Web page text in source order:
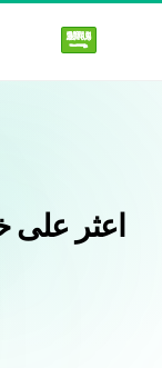
اعثر على